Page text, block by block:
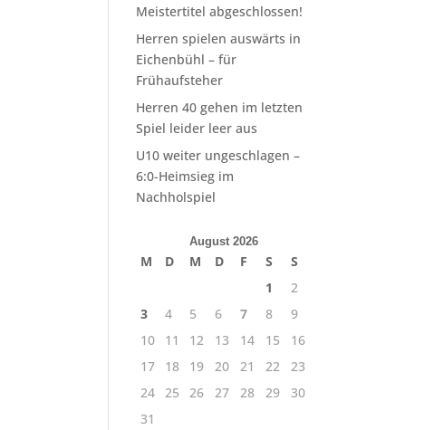
Meistertitel abgeschlossen!
Herren spielen auswärts in
Eichenbühl – für
Frühaufsteher
Herren 40 gehen im letzten
Spiel leider leer aus
U10 weiter ungeschlagen –
6:0-Heimsieg im
Nachholspiel
August 2026
M D M D F S
S
1
2
3
4 5 6 7 8
9
10
11 12 13 14 15
16
17
18 19 20 21 22
23
24 25 26 27 28 29
30
31